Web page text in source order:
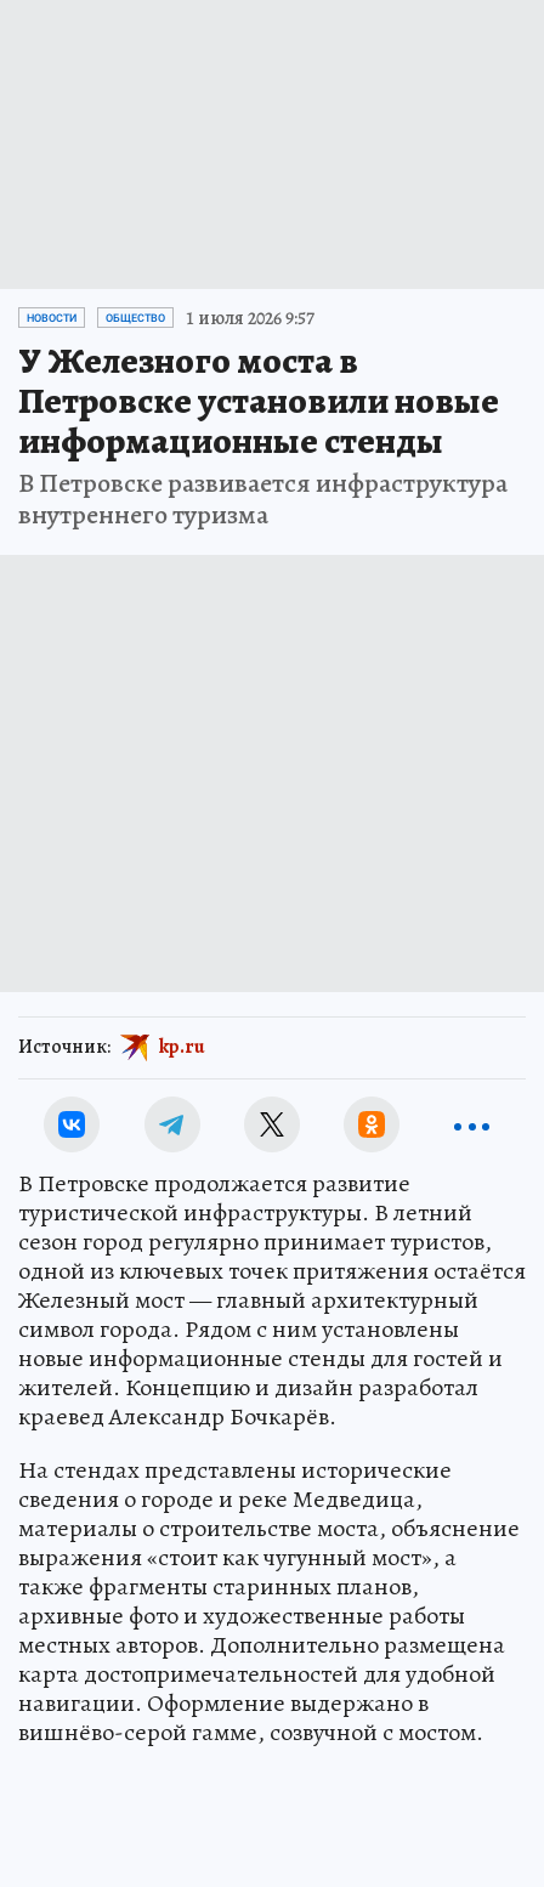
НОВОСТИ ОБЩЕСТВО 1 июля 2026 9:57
У Железного моста в
Петровске установили новые
информационные стенды
В Петровске развивается инфраструктура
внутреннего туризма
Источник: kp.ru
В Петровске продолжается развитие
туристической инфраструктуры. В летний
сезон город регулярно принимает туристов,
одной из ключевых точек притяжения остаётся
Железный мост — главный архитектурный
символ города. Рядом с ним установлены
новые информационные стенды для гостей и
жителей. Концепцию и дизайн разработал
краевед Александр Бочкарёв.
На стендах представлены исторические
сведения о городе и реке Медведица,
материалы о строительстве моста, объяснение
выражения «стоит как чугунный мост», а
также фрагменты старинных планов,
архивные фото и художественные работы
местных авторов. Дополнительно размещена
карта достопримечательностей для удобной
навигации. Оформление выдержано в
вишнёво-серой гамме, созвучной с мостом.